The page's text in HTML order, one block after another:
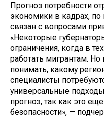
Прогноз потребности
экономики в кадрах,
связан с вопросами
«Некоторые
ограничения, когда в
работать мигрантам.
понимать, какому
специалисты
универсальные
прогноз, так как это
безопасности», —